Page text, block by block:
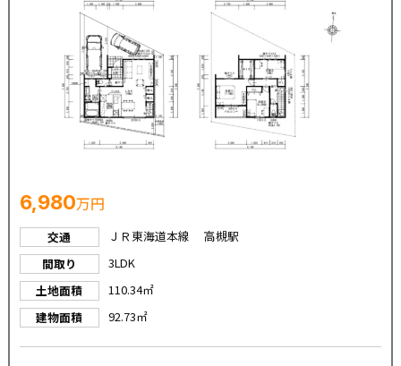
◆◇高槻市で不動産をお探しなら【住まいセレクト高槻】
にお任せください◇◆
創業50年以上のグループ実績を誇り、地域密着で培った信
頼と情報網で、仲介、建売、リフォームも含め住まいづく
りをサポートします！
6,980万円
交通
ＪＲ東海道本線 高槻駅
間取り
3LDK
土地面積
110.34㎡
建物面積
92.73㎡